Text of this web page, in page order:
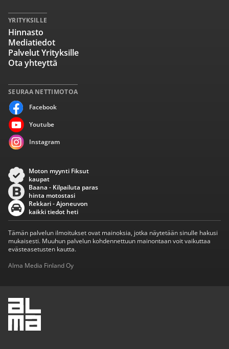
SEURAA NETTIMOTOA
Facebook
Youtube
Instagram
YRITYKSILLE
Hinnasto
Mediatiedot
Palvelut Yrityksille
Ota yhteyttä
Moton myynti Fiksut
kaupat
Baana - Kilpailuta paras
hinta motostasi
Rekkari - Ajoneuvon
kaikki tiedot heti
Tämän palvelun ilmoitukset ovat mainoksia, jotka näytetään sinulle hakusi
mukaisesti. Muuhun palvelun kohdennettuun mainontaan voit vaikuttaa
evästeasetusten kautta.
Alma Media Finland Oy